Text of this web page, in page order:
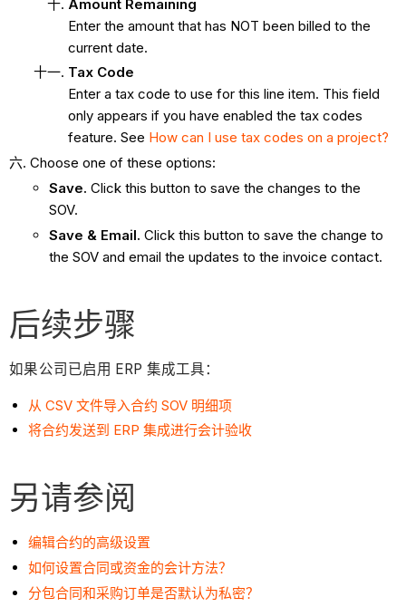
Amount Remaining
Enter the amount that has NOT been billed to the
current date.
Tax Code
Enter a tax code to use for this line item. This field
only appears if you have enabled the tax codes
feature. See How can I use tax codes on a project?
Choose one of these options:
Save. Click this button to save the changes to the
SOV.
Save & Email. Click this button to save the change to
the SOV and email the updates to the invoice contact.
后续步骤
如果公司已启用 ERP 集成工具：
从 CSV 文件导入合约 SOV 明细项
将合约发送到 ERP 集成进行会计验收
另请参阅
编辑合约的高级设置
如何设置合同或资金的会计方法？
分包合同和采购订单是否默认为私密？